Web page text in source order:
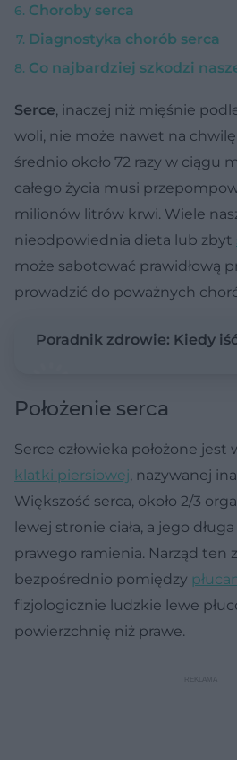
Choroby serca
Diagnostyka chorób serca
Co najbardziej szkodzi
Serce, inaczej niż mięśnie
woli, nie może nawet na
średnio około 72 razy w ciągu
całego życia musi
milionów litrów krwi. Wiele
nieodpowiednia dieta lub zbyt
może sabotować prawidłową
prowadzić do poważnych
Poradnik zdrowie: Kiedy
Położenie serca
Serce człowieka położone jest
klatki piersiowej, nazywanej
Większość serca, około 2/3
lewej stronie ciała, a jego
prawego ramienia. Narząd ten
bezpośrednio pomiędzy
fizjologicznie ludzkie lewe
powierzchnię niż prawe.